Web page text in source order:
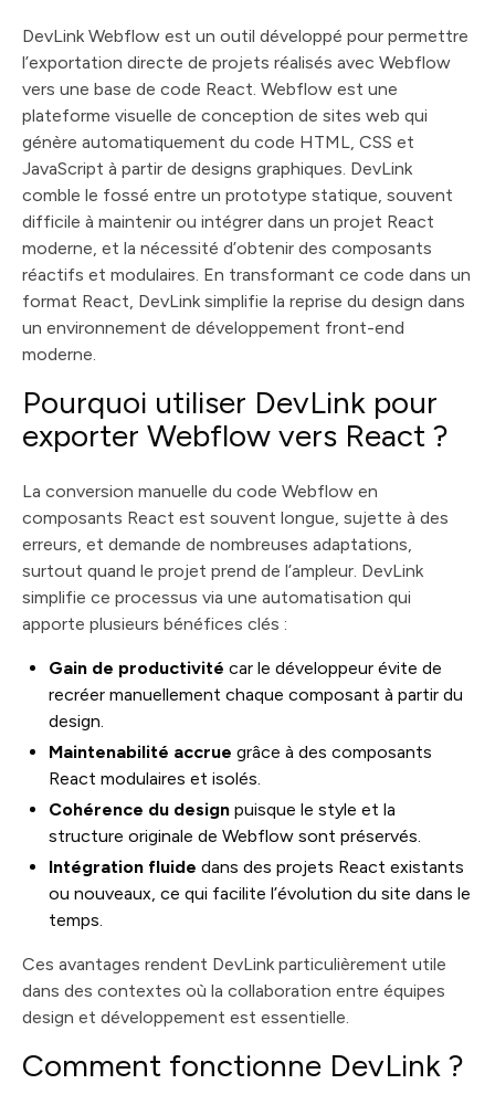
DevLink Webflow est un outil développé pour permettre
l’exportation directe de projets réalisés avec Webflow
vers une base de code React. Webflow est une
plateforme visuelle de conception de sites web qui
génère automatiquement du code HTML, CSS et
JavaScript à partir de designs graphiques. DevLink
comble le fossé entre un prototype statique, souvent
difficile à maintenir ou intégrer dans un projet React
moderne, et la nécessité d’obtenir des composants
réactifs et modulaires. En transformant ce code dans un
format React, DevLink simplifie la reprise du design dans
un environnement de développement front-end
moderne.
Pourquoi utiliser DevLink pour
exporter Webflow vers React ?
La conversion manuelle du code Webflow en
composants React est souvent longue, sujette à des
erreurs, et demande de nombreuses adaptations,
surtout quand le projet prend de l’ampleur. DevLink
simplifie ce processus via une automatisation qui
apporte plusieurs bénéfices clés :
Gain de productivité car le développeur évite de
recréer manuellement chaque composant à partir du
design.
Maintenabilité accrue grâce à des composants
React modulaires et isolés.
Cohérence du design puisque le style et la
structure originale de Webflow sont préservés.
Intégration fluide dans des projets React existants
ou nouveaux, ce qui facilite l’évolution du site dans le
temps.
Ces avantages rendent DevLink particulièrement utile
dans des contextes où la collaboration entre équipes
design et développement est essentielle.
Comment fonctionne DevLink ?